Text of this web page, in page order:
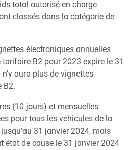
total autorisé en charge
classés dans la catégorie de
électroniques annuelles
B2 pour 2023 expire le 31
n'y aura plus de vignettes
B2.
(10 jours) et mensuelles
pour tous les véhicules de la
31 janvier 2024, mais
état de cause le 31 janvier 2024